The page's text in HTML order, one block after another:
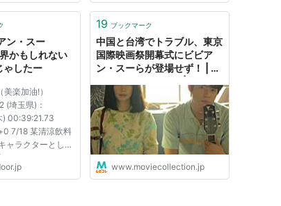
京国際映画祭で、
ン・スー
かもしれない
ゃしたー
楽加油!）
埼玉県)：
) 00:39:21.73
7/18 某清涼飲料
ャラクターとして
し、このドリンク
で、ビビアンの
19 ブックマーク
中国と台湾でトラブル、東京
国際映画祭開幕式にビビア
ン・スーらが登場せず！ | 映
Collection [ムビコレ]
www.moviecollection.jp